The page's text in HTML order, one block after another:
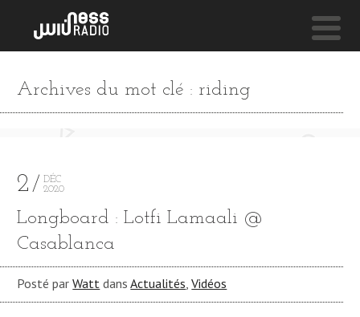
BROTHER DON'T CRY **** BROTHER DON'T CRY
NESS LIVE !
Archives du mot clé : riding
2
DÉC
2020
Longboard : Lotfi Lamaali @
Casablanca
Posté parWatt dansActualités,Vidéos